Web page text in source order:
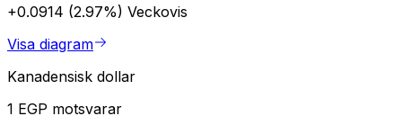
+0.0914 (2.97%) Veckovis
Visa diagram
Kanadensisk dollar
1 EGP motsvarar